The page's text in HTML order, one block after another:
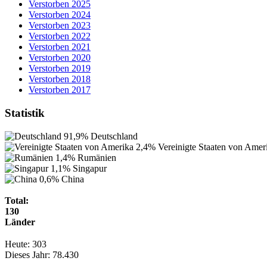
Verstorben 2025
Verstorben 2024
Verstorben 2023
Verstorben 2022
Verstorben 2021
Verstorben 2020
Verstorben 2019
Verstorben 2018
Verstorben 2017
Statistik
91,9% Deutschland
2,4% Vereinigte Staaten von
1,4% Rumänien
1,1% Singapur
0,6% China
Total:
130
Länder
Heute: 303
Dieses Jahr: 78.430